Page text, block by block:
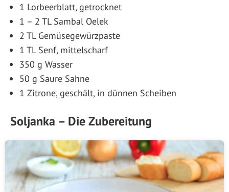
1 Lorbeerblatt, getrocknet
1 – 2 TL Sambal Oelek
2 TL Gemüsegewürzpaste
1 TL Senf, mittelscharf
350 g Wasser
50 g Saure Sahne
1 Zitrone, geschält, in dünnen Scheiben
Soljanka – Die Zubereitung